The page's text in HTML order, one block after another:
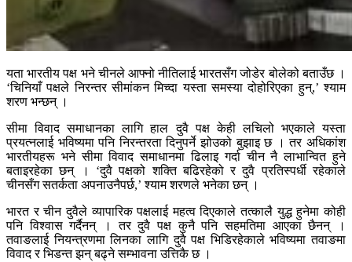
यता भारतीय पक्ष भने चीनले आफ्नो नीतिलाई भारतसँग जोडेर बोलेको बताउँछ ।
‘चिनियाँ पक्षले निरन्तर सीमांकन मिच्दा यस्ता समस्या दोहोरिएका हुन्,’ श्याम
शरण भन्छन् ।
सीमा विवाद समाधानका लागि हाल दुवै पक्ष केही लचिलो भएकाले यस्ता
प्रयत्नलाई भविष्यमा पनि निरन्तरता दिनुपर्ने झोउको बुझाइ छ । तर अधिकांश
भारतीयहरू भने सीमा विवाद समाधानमा ढिलाइ गर्दा चीन नै लाभान्वित हुने
बताइरहेका छन् । ‘दुवै पक्षको शक्ति बढिरहेको र दुवै प्रतिस्पर्धी रहेकाले
चीनसँग सतर्कता अपनाउनैपर्छ,’ श्याम शरणले भनेका छन् ।
भारत र चीन दुवैले व्यापारिक पक्षलाई महत्व दिएकाले तत्कालै युद्ध हुनेमा कोही
पनि विश्वास गर्दैनन् । तर दुवै पक्ष कुनै पनि सहमतिमा आएका छैनन् ।
तवाङलाई नियन्त्रणमा लिनका लागि दुवै पक्ष भिडिरहेकाले भविष्यमा तवाङमा
विवाद र भिडन्त झन् बढ्ने सम्भावना उत्तिकै छ ।